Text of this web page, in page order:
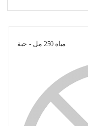
مياه 250 مل - حبة